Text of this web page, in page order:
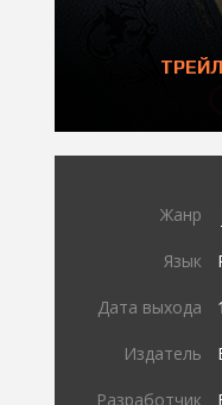
Жанр
Язык
Дата выхода
Издатель
Разработчик